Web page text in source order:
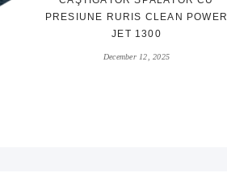
PRESIUNE RURIS CLEAN POWER
JET 1300
December 12, 2025